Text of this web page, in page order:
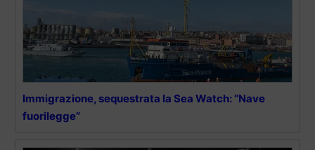
Immigrazione, sequestrata la Sea Watch: “Nave
fuorilegge”